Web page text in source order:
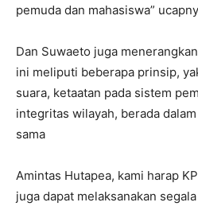
pemuda dan mahasiswa”
Dan Suwaeto juga
ini meliputi beberapa prinsip,
suara, ketaatan pada sistem
integritas wilayah, berada
sama
Amintas Hutapea, kami harap
juga dapat melaksanakan